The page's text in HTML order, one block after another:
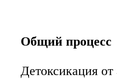
Общий процесс
Детоксикация